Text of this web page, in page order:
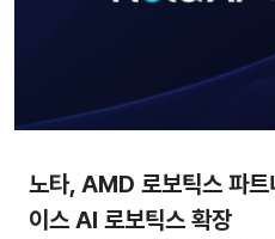
노타, AMD 로보틱스 파
이스 AI 로보틱스 확장